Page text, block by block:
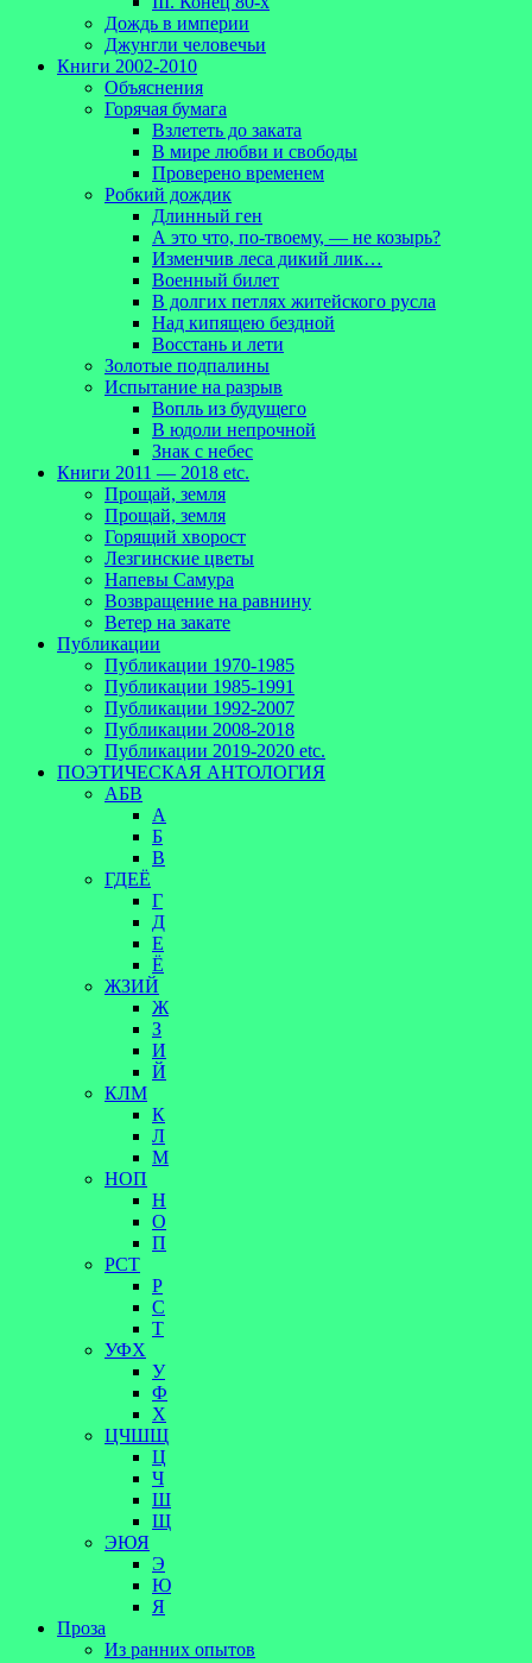
Дождь в империи
Джунгли человечьи
Книги 2002-2010
Объяснения
Горячая бумага
Взлететь до заката
В мире любви и свободы
Проверено временем
Робкий дождик
Длинный ген
А это что, по-твоему, — не козырь?
Изменчив леса дикий лик…
Военный билет
В долгих петлях житейского русла
Над кипящею бездной
Восстань и лети
Золотые подпалины
Испытание на разрыв
Вопль из будущего
В юдоли непрочной
Знак с небес
Книги 2011 — 2018 etc.
Прощай, земля
Прощай, земля
Горящий хворост
Лезгинские цветы
Напевы Самура
Возвращение на равнину
Ветер на закате
Публикации
Публикации 1970-1985
Публикации 1985-1991
Публикации 1992-2007
Публикации 2008-2018
Публикации 2019-2020 etc.
ПОЭТИЧЕСКАЯ АНТОЛОГИЯ
АБВ
А
Б
В
ГДЕЁ
Г
Д
Е
Ё
ЖЗИЙ
Ж
З
И
Й
КЛМ
К
Л
М
НОП
Н
О
П
РСТ
Р
С
Т
УФХ
У
Ф
Х
ЦЧШЩ
Ц
Ч
Ш
Щ
ЭЮЯ
Э
Ю
Я
Проза
Из ранних опытов